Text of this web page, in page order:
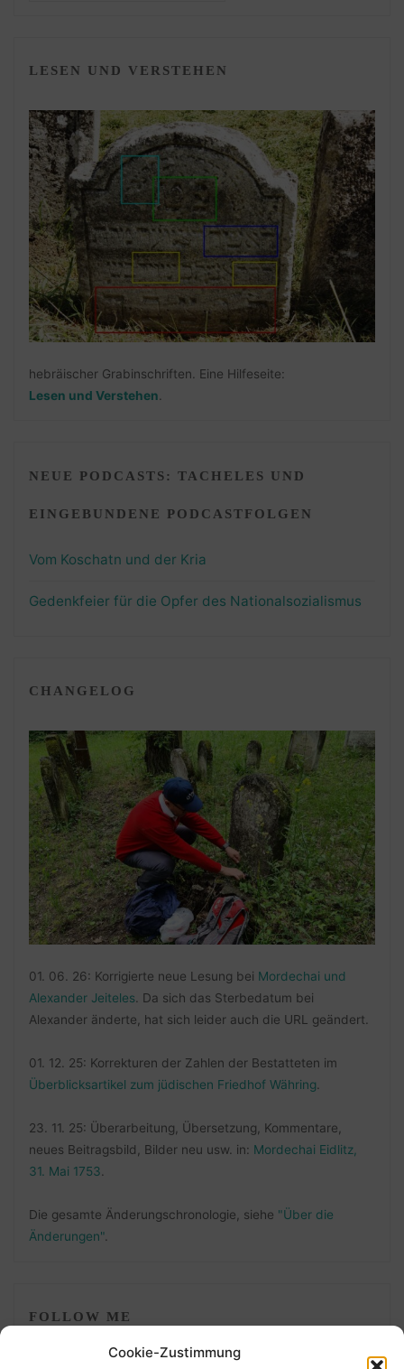
Cookie-Zustimmung
LESEN UND VERSTEHEN
hebräischer Grabinschriften. Eine Hilfeseite:
Lesen und Verstehen
NEUE PODCASTS: TACHELES UND
EINGEBUNDENE PODCASTFOLGEN
Vom Koschatn und der Kria
Gedenkfeier für die Opfer des Nationalsozialismus
CHANGELOG
01. 06. 26: Korrigierte neue Lesung bei Mordechai und
Alexander Jeiteles. Da sich das Sterbedatum bei
Alexander änderte, hat sich leider auch die URL geändert.
01. 12. 25: Korrekturen der Zahlen der Bestatteten im
Überblicksartikel zum jüdischen Friedhof Währing.
23. 11. 25: Überarbeitung, Übersetzung, Kommentare,
neues Beitragsbild, Bilder neu usw. in: Mordechai Eidlitz,
31. Mai 1753.
Die gesamte Änderungschronologie, siehe "Über die
Änderungen".
FOLLOW ME